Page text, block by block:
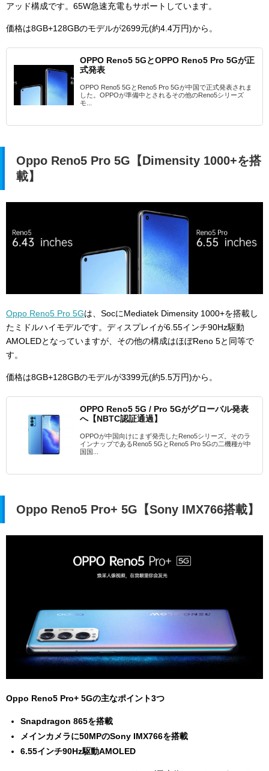
アッド構成です。65W急速充電もサポートしています。
価格は8GB+128GBのモデルが2699元(約4.4万円)から。
OPPO Reno5 5GとOPPO Reno5 Pro 5Gが正
式発表
OPPO Reno5 5GとReno5 Pro 5Gが中国で正式発表されま
した。OPPOが準備中とされるその他のReno5シリーズ
モ...
Oppo Reno5 Pro 5G【Dimensity 1000+を搭
載】
Oppo Reno5 Pro 5Gは、SocにMediatek Dimensity 1000+を搭載し
たミドルハイモデルです。ディスプレイが6.55インチ90Hz駆動
AMOLEDとなっていますが、その他の構成はほぼReno 5と同等で
す。
価格は8GB+128GBのモデルが3399元(約5.5万円)から。
OPPO Reno5 5G / Pro 5Gがグローバル発表
へ【NBTC認証通過】
OPPOが中国向けにまず発売したReno5シリーズ。そのラ
インナップであるReno5 5GとReno5 Pro 5Gの二機種が中
国国...
Oppo Reno5 Pro+ 5G【Sony IMX766搭載】
Oppo Reno5 Pro+ 5Gの主なポイント3つ
Snapdragon 865を搭載
メインカメラに50MPのSony IMX766を搭載
6.55インチ90Hz駆動AMOLED